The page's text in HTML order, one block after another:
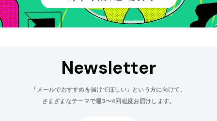
Newsletter
「メールでおすすめを届けてほしい」という方に向けて、
さまざまなテーマで週3〜4回程度お届けします。